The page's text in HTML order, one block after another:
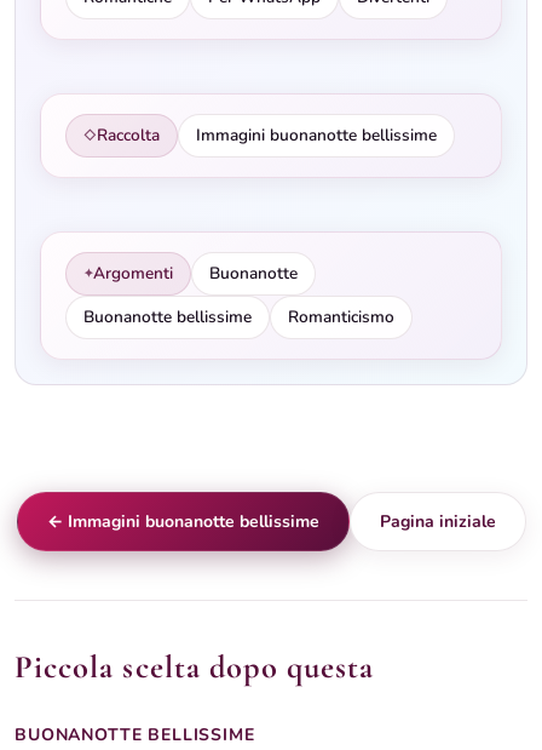
◇Raccolta Immagini buonanotte bellissime
✦Argomenti
Buonanotte
Buonanotte bellissime
Romanticismo
Piccola scelta dopo questa
BUONANOTTE BELLISSIME
Buonanotte margherite gialla
← Immagini buonanotte bellissime Pagina iniziale